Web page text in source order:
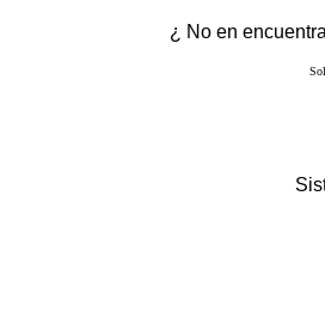
¿ No en